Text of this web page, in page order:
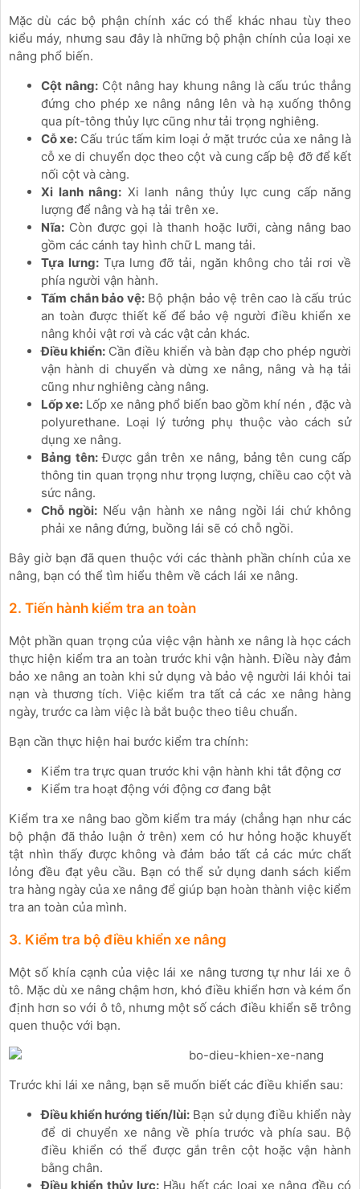
Mặc dù các bộ phận chính xác có thể khác nhau tùy theo
kiểu máy, nhưng sau đây là những bộ phận chính của loại xe
nâng phổ biến.
Cột nâng: Cột nâng hay khung nâng là cấu trúc thẳng
đứng cho phép xe nâng nâng lên và hạ xuống thông
qua pít-tông thủy lực cũng như tải trọng nghiêng.
Cỗ xe: Cấu trúc tấm kim loại ở mặt trước của xe nâng là
cỗ xe di chuyển dọc theo cột và cung cấp bệ đỡ để kết
nối cột và càng.
Xi lanh nâng: Xi lanh nâng thủy lực cung cấp năng
lượng để nâng và hạ tải trên xe.
Nĩa: Còn được gọi là thanh hoặc lưỡi, càng nâng bao
gồm các cánh tay hình chữ L mang tải.
Tựa lưng: Tựa lưng đỡ tải, ngăn không cho tải rơi về
phía người vận hành.
Tấm chắn bảo vệ:Bộ phận bảo vệ trên cao là cấu trúc
an toàn được thiết kế để bảo vệ người điều khiển xe
nâng khỏi vật rơi và các vật cản khác.
Điều khiển: Cần điều khiển và bàn đạp cho phép người
vận hành di chuyển và dừng xe nâng, nâng và hạ tải
cũng như nghiêng càng nâng.
Lốp xe: Lốp xe nâng phổ biến bao gồm khí nén , đặc và
polyurethane. Loại lý tưởng phụ thuộc vào cách sử
dụng xe nâng.
Bảng tên:Được gắn trên xe nâng, bảng tên cung cấp
thông tin quan trọng như trọng lượng, chiều cao cột và
sức nâng.
Chỗ ngồi: Nếu vận hành xe nâng ngồi lái chứ không
phải xe nâng đứng, buồng lái sẽ có chỗ ngồi.
Bây giờ bạn đã quen thuộc với các thành phần chính của xe
nâng, bạn có thể tìm hiểu thêm về cách lái xe nâng.
2. Tiến hành kiểm tra an toàn
Một phần quan trọng của việc vận hành xe nâng là học cách
thực hiện kiểm tra an toàn trước khi vận hành. Điều này đảm
bảo xe nâng an toàn khi sử dụng và bảo vệ người lái khỏi tai
nạn và thương tích. Việc kiểm tra tất cả các xe nâng hàng
ngày, trước ca làm việc là bắt buộc theo tiêu chuẩn.
Bạn cần thực hiện hai bước kiểm tra chính:
Kiểm tra trực quan trước khi vận hành khi tắt động cơ
Kiểm tra hoạt động với động cơ đang bật
Kiểm tra xe nâng bao gồm kiểm tra máy (chẳng hạn như các
bộ phận đã thảo luận ở trên) xem có hư hỏng hoặc khuyết
tật nhìn thấy được không và đảm bảo tất cả các mức chất
lỏng đều đạt yêu cầu. Bạn có thể sử dụng danh sách kiểm
tra hàng ngày của xe nâng để giúp bạn hoàn thành việc kiểm
tra an toàn của mình.
3. Kiểm tra bộ điều khiển xe nâng
Một số khía cạnh của việc lái xe nâng tương tự như lái xe ô
tô. Mặc dù xe nâng chậm hơn, khó điều khiển hơn và kém ổn
định hơn so với ô tô, nhưng một số cách điều khiển sẽ trông
quen thuộc với bạn.
Trước khi lái xe nâng, bạn sẽ muốn biết các điều khiển sau:
Điều khiển hướng tiến/lùi: Bạn sử dụng điều khiển này
để di chuyển xe nâng về phía trước và phía sau. Bộ
điều khiển có thể được gắn trên cột hoặc vận hành
bằng chân.
Điều khiển thủy lực: Hầu hết các loại xe nâng đều có